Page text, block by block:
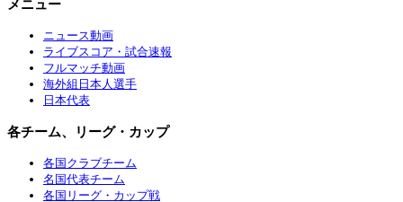
メニュー
ニュース動画
ライブスコア・試合速報
フルマッチ動画
海外組日本人選手
日本代表
各チーム、リーグ・カップ
各国クラブチーム
名国代表チーム
各国リーグ・カップ戦